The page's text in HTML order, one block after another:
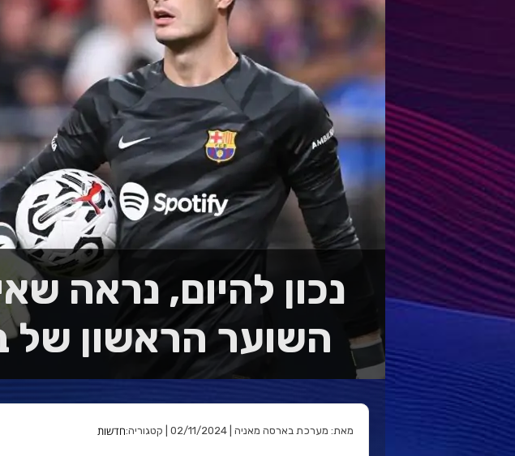
נכון להיום, נראה
השוער הראשון של
מאת: מערכת בארסה מאניה | 02/11/2024 | קטגוריה: חדשות